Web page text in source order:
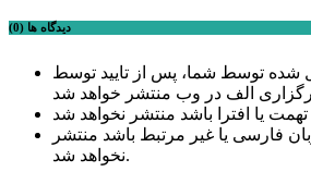
دیدگاه ها (0)
شده توسط شما، پس از تایید توسط
فارسی یا غیر مرتبط باشد منتشر
نخواهد شد.